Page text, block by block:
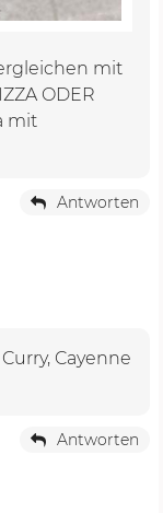
mit
ODER
mit
Antworten
Cayenne
Antworten